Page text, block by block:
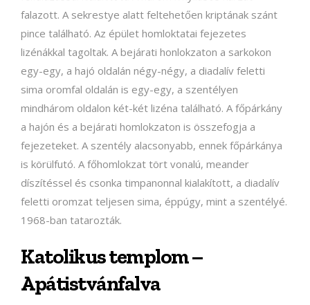
falazott. A sekrestye alatt feltehetően kriptának szánt
pince található. Az épület homloktatai fejezetes
lizénákkal tagoltak. A bejárati honlokzaton a sarkokon
egy-egy, a hajó oldalán négy-négy, a diadalív feletti
sima oromfal oldalán is egy-egy, a szentélyen
mindhárom oldalon két-két lizéna található. A főpárkány
a hajón és a bejárati homlokzaton is összefogja a
fejezeteket. A szentély alacsonyabb, ennek főpárkánya
is körülfutó. A főhomlokzat tört vonalú, meander
díszítéssel és csonka timpanonnal kialakított, a diadalív
feletti oromzat teljesen sima, éppúgy, mint a szentélyé.
1968-ban tatarozták.
Katolikus templom –
Apátistvánfalva